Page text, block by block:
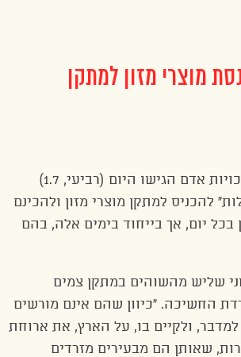
מוצרי מזון למתקן
אדם הגישו היום (רביעי, 1.7)
להכניס למתקן מוצרי מזון ולהכינם
יום, אך בייחוד בימים אלה, בהם
שליש מהשוהים במתקן צמים
החשיכה. “כיוון שהם אינם מורשים
ולקיים בו, על הארץ, את ארוחת
שאותן הם מבעירים מזרדים